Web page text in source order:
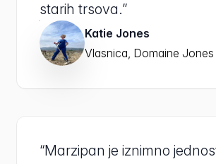
starih trsova.”
Katie Jones
Vlasnica, Domaine Jones
“Marzipan je iznimno